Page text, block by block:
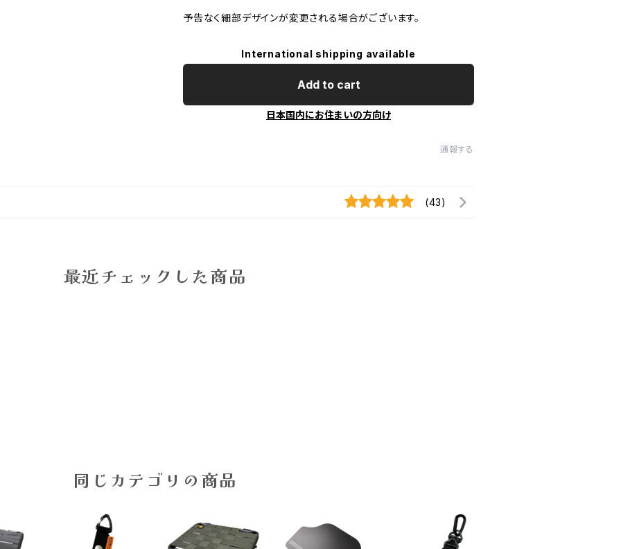
予告なく細部デザインが変更される場合がございます。
International shipping available
Add to cart
日本国内にお住まいの方向け
通報する
(43)
最近チェックした商品
同じカテゴリの商品